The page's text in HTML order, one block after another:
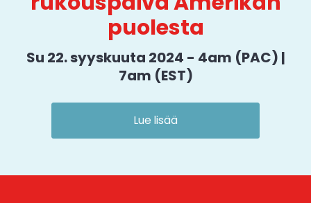
puolesta
Su 22. syyskuuta 2024 - 4am (PAC) |
7am (EST)
Lue lisää